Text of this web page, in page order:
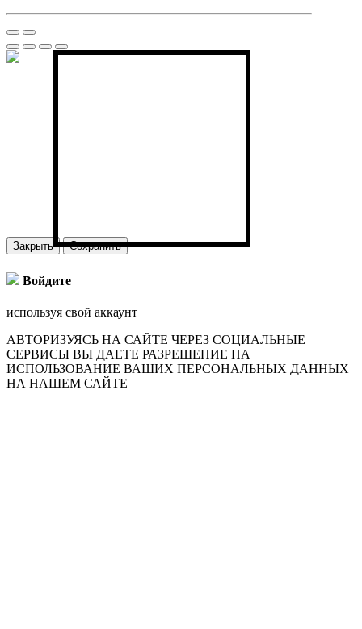
Закрыть Сохранить
Войдите
используя свой аккаунт
АВТОРИЗУЯСЬ НА САЙТЕ ЧЕРЕЗ СОЦИАЛЬНЫЕ
СЕРВИСЫ ВЫ ДАЕТЕ РАЗРЕШЕНИЕ НА
ИСПОЛЬЗОВАНИЕ ВАШИХ ПЕРСОНАЛЬНЫХ ДАННЫХ
НА НАШЕМ САЙТЕ